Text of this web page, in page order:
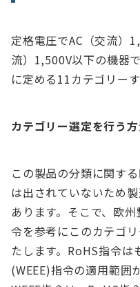
定格電圧でAC（交流）
流）1,500V以下の機器
に定める11カテゴリー
カテゴリー選定を行う
この製品の分類に関す
は出されていないため
あります。そこで、欧
令を参考にこのカテゴ
たします。RoHS指令は
(WEEE)指令の適用範囲